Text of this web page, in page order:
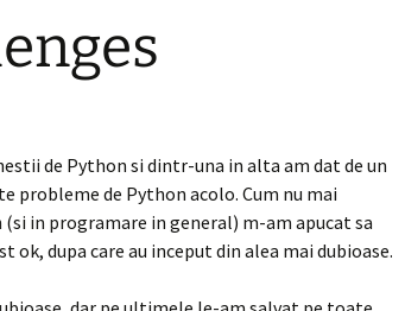
de Python si dintr-una in alta am dat de un
probleme de Python acolo. Cum nu mai
in programare in general) m-am apucat sa
dupa care au inceput din alea mai dubioase.